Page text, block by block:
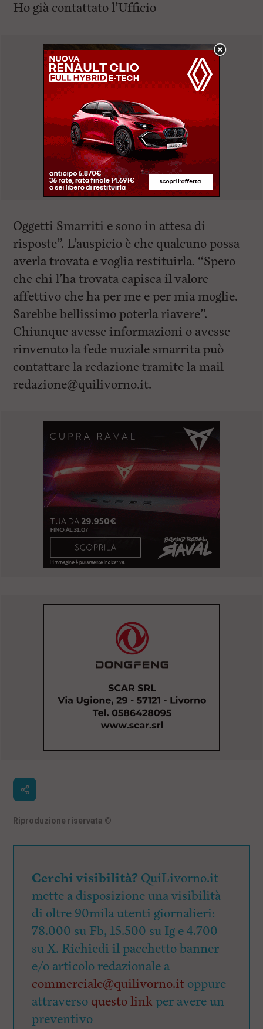
Ho già contattato l’Ufficio
Oggetti Smarriti e sono in attesa di
risposte”. L’auspicio è che qualcuno possa
averla trovata e voglia restituirla. “Spero
che chi l’ha trovata capisca il valore
affettivo che ha per me e per mia moglie.
Sarebbe bellissimo poterla riavere”.
Chiunque avesse informazioni o avesse
rinvenuto la fede nuziale smarrita può
contattare la redazione tramite la mail
redazione@quilivorno.it.
Riproduzione riservata ©
Cerchi visibilità? QuiLivorno.it
mette a disposizione una visibilità
di oltre 90mila utenti giornalieri:
78.000 su Fb, 15.500 su Ig e 4.700
su X. Richiedi il pacchetto banner
e/o articolo redazionale a
commerciale@quilivorno.it oppure
attraverso questo linkper avere un
preventivo